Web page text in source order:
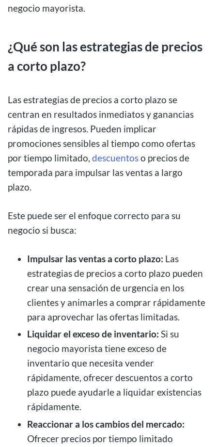
negocio mayorista.
¿Qué son las estrategias de precios
a corto plazo?
Las estrategias de precios a corto plazo se
centran en resultados inmediatos y ganancias
rápidas de ingresos. Pueden implicar
promociones sensibles al tiempo como ofertas
por tiempo limitado, descuentoso precios de
temporada para impulsar las ventas a largo
plazo.
Este puede ser el enfoque correcto para su
negocio si busca:
Impulsar las ventas a corto plazo: Las
estrategias de precios a corto plazo pueden
crear una sensación de urgencia en los
clientes y animarles a comprar rápidamente
para aprovechar las ofertas limitadas.
Liquidar el exceso de inventario: Si su
negocio mayorista tiene exceso de
inventario que necesita vender
rápidamente, ofrecer descuentos a corto
plazo puede ayudarle a liquidar existencias
rápidamente.
Reaccionar a los cambios del mercado:
Ofrecer precios por tiempo limitado